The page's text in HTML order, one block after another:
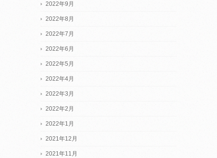
2022年9月
2022年8月
2022年7月
2022年6月
2022年5月
2022年4月
2022年3月
2022年2月
2022年1月
2021年12月
2021年11月